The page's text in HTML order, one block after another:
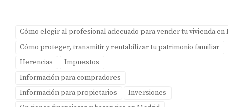
¿Qué impuestos debo pagar al hacer una
donación?
Las donaciones están sujetas al Impuesto sobre
Sucesiones y Donaciones. Este impuesto varía según el
valor del bien y la relación entre donante y receptor.
Cómo elegir al profesional adecuado para vender tu vivienda en
Cómo proteger, transmitir y rentabilizar tu patrimonio familiar
Herencias
Impuestos
Información para compradores
Información para propietarios
Inversiones